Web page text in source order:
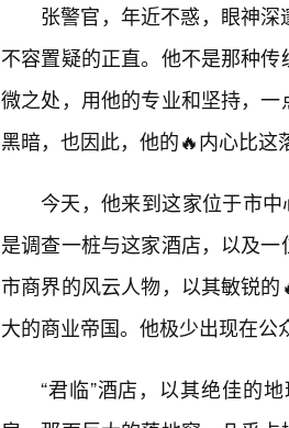
张警官，年近不惑，眼神
不容置疑的正直。他不是那种
微之处，用他的专业和坚持，
黑暗，也因此，他的🔥内心比这
今天，他来到这家位于市中
是调查一桩与这家酒店，以及
市商界的风云人物，以其敏锐
大的商业帝国。他极少出现在公
“君临”酒店，以其绝佳的